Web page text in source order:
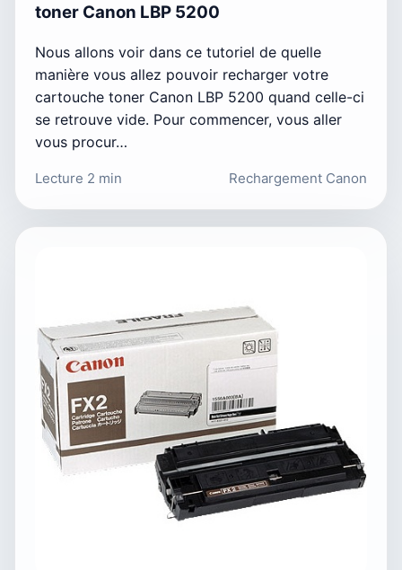
toner Canon LBP 5200
Nous allons voir dans ce tutoriel de quelle
manière vous allez pouvoir recharger votre
cartouche toner Canon LBP 5200 quand celle-ci
se retrouve vide. Pour commencer, vous aller
vous procur…
Lecture 2 min Rechargement Canon